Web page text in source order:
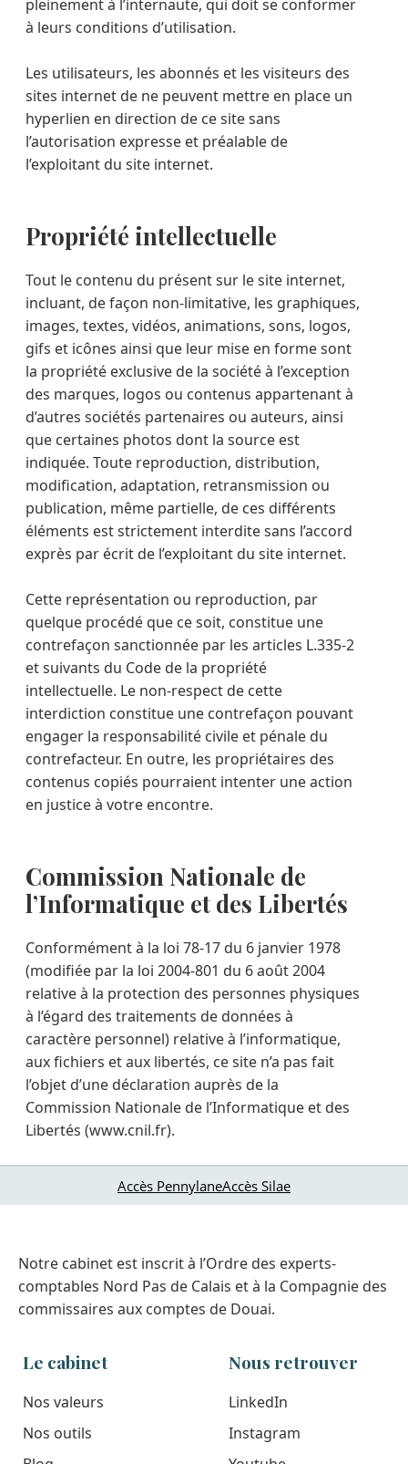
pleinement à l’internaute, qui doit se conformer
à leurs conditions d’utilisation.
Les utilisateurs, les abonnés et les visiteurs des
sites internet de ne peuvent mettre en place un
hyperlien en direction de ce site sans
l’autorisation expresse et préalable de
l’exploitant du site internet.
Propriété intellectuelle
Tout le contenu du présent sur le site internet,
incluant, de façon non-limitative, les graphiques,
images, textes, vidéos, animations, sons, logos,
gifs et icônes ainsi que leur mise en forme sont
la propriété exclusive de la société à l’exception
des marques, logos ou contenus appartenant à
d’autres sociétés partenaires ou auteurs, ainsi
que certaines photos dont la source est
indiquée. Toute reproduction, distribution,
modification, adaptation, retransmission ou
publication, même partielle, de ces différents
éléments est strictement interdite sans l’accord
exprès par écrit de l’exploitant du site internet.
Cette représentation ou reproduction, par
quelque procédé que ce soit, constitue une
contrefaçon sanctionnée par les articles L.335-2
et suivants du Code de la propriété
intellectuelle. Le non-respect de cette
interdiction constitue une contrefaçon pouvant
engager la responsabilité civile et pénale du
contrefacteur. En outre, les propriétaires des
contenus copiés pourraient intenter une action
en justice à votre encontre.
Commission Nationale de
l’Informatique et des Libertés
Conformément à la loi 78-17 du 6 janvier 1978
(modifiée par la loi 2004-801 du 6 août 2004
relative à la protection des personnes physiques
à l’égard des traitements de données à
caractère personnel) relative à l’informatique,
aux fichiers et aux libertés, ce site n’a pas fait
l’objet d’une déclaration auprès de la
Commission Nationale de l’Informatique et des
Libertés (www.cnil.fr).
Accès PennylaneAccès Silae
Notre cabinet est inscrit à l’Ordre des experts-
comptables Nord Pas de Calais et à la Compagnie des
commissaires aux comptes de Douai.
Le cabinet
Nos valeurs
Nos outils
Nous retrouver
LinkedIn
Instagram